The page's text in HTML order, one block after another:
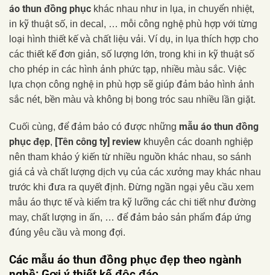
áo thun đồng phục khác nhau như in lụa, in chuyển nhiệt,
in kỹ thuật số, in decal, … mỗi công nghệ phù hợp với từng
loại hình thiết kế và chất liệu vải. Ví dụ, in lụa thích hợp cho
các thiết kế đơn giản, số lượng lớn, trong khi in kỹ thuật số
cho phép in các hình ảnh phức tạp, nhiều màu sắc. Việc
lựa chọn công nghệ in phù hợp sẽ giúp đảm bảo hình ảnh
sắc nét, bền màu và không bị bong tróc sau nhiều lần giặt.
Cuối cùng, để đảm bảo có được những mẫu áo thun đồng
phục đẹp, [Tên công ty] review khuyên các doanh nghiệp
nên tham khảo ý kiến từ nhiều nguồn khác nhau, so sánh
giá cả và chất lượng dịch vụ của các xưởng may khác nhau
trước khi đưa ra quyết định. Đừng ngần ngại yêu cầu xem
mẫu áo thực tế và kiểm tra kỹ lưỡng các chi tiết như đường
may, chất lượng in ấn, … để đảm bảo sản phẩm đáp ứng
đúng yêu cầu và mong đợi.
Các mẫu áo thun đồng phục đẹp theo ngành